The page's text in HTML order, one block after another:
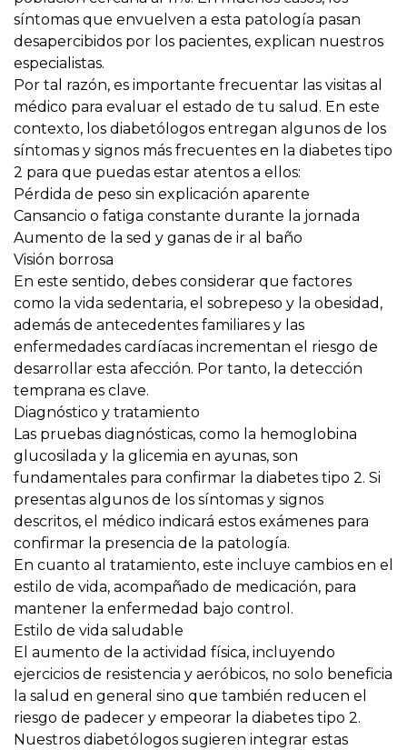
síntomas que envuelven a esta patología pasan
desapercibidos por los pacientes, explican nuestros
especialistas.
Por tal razón, es importante frecuentar las visitas al
médico para evaluar el estado de tu salud. En este
contexto, los diabetólogos entregan algunos de los
síntomas y signos más frecuentes en la diabetes tipo
2 para que puedas estar atentos a ellos:
Pérdida de peso sin explicación aparente
Cansancio o fatiga constante durante la jornada
Aumento de la sed y ganas de ir al baño
Visión borrosa
En este sentido, debes considerar que factores
como la vida sedentaria, el sobrepeso y la obesidad,
además de antecedentes familiares y las
enfermedades cardíacas incrementan el riesgo de
desarrollar esta afección. Por tanto, la detección
temprana es clave.
Diagnóstico y tratamiento
Las pruebas diagnósticas, como la hemoglobina
glucosilada y la glicemia en ayunas, son
fundamentales para confirmar la diabetes tipo 2. Si
presentas algunos de los síntomas y signos
descritos, el médico indicará estos exámenes para
confirmar la presencia de la patología.
En cuanto al tratamiento, este incluye cambios en el
estilo de vida, acompañado de medicación, para
mantener la enfermedad bajo control.
Estilo de vida saludable
El aumento de la actividad física, incluyendo
ejercicios de resistencia y aeróbicos, no solo beneficia
la salud en general sino que también reducen el
riesgo de padecer y empeorar la diabetes tipo 2.
Nuestros diabetólogos sugieren integrar estas